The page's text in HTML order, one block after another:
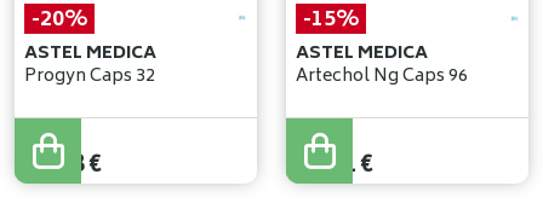
-20%
ASTEL MEDICA
Progyn Caps 32
33,72
26,98€
-15%
ASTEL MEDICA
Artechol Ng Caps 96
33,19
28,21€